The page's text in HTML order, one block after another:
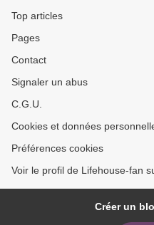
Top articles
Pages
Contact
Signaler un abus
C.G.U.
Cookies et données
Préférences cookies
Voir le profil de Lifehouse-fan
Créer un